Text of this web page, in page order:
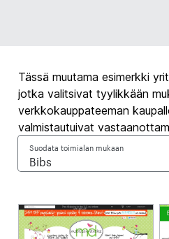
Tässä muutama esimerkki
jotka valitsivat tyylikkään
verkkokauppateeman
valmistautuivat
Suodata toimialan mukaan